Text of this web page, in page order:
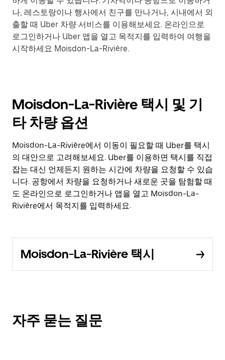
나, 레스토랑이나 행사에서 친구를 만나거나, 시내에서 외
출할 때 Uber 차량 서비스를 이용해보세요. 온라인으로
로그인하거나 Uber 앱을 열고 목적지를 입력하여 여행을
시작하세요 Moisdon-La-Rivière.
Moisdon-La-Rivière 택시 및 기
타 차량 옵션
Moisdon-La-Rivière에서 이동이 필요할 때 Uber를 택시
의 대안으로 고려해보세요. Uber를 이용하면 택시를 직접
잡는 대신 언제든지 원하는 시간에 차량을 요청할 수 있습
니다. 공항에서 차량을 요청하거나 새로운 곳을 탐험할 때
도 온라인으로 로그인하거나 앱을 열고 Moisdon-La-
Rivière에서 목적지를 입력하세요.
Moisdon-La-Rivière 택시
자주 묻는 질문